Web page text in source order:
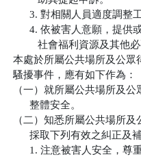
3. 對相關人員適度調
4. 依被害人意願，提
社會福利資源及其他
本處於所屬公共場所及公
騷擾事件，應有如下作為：
（一）就所屬公共場所及
      整體安全。
（二）知悉所屬公共場所
採取下列有效之糾正及
1. 注意被害人安全，